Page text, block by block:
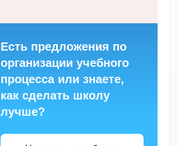
Есть предложения по
организации учебного
процесса или знаете,
как сделать школу
лучше?